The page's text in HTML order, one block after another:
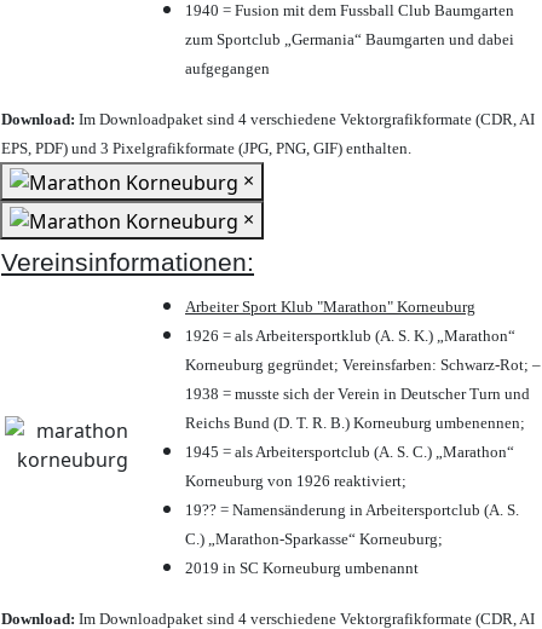
1940 = Fusion mit dem Fussball Club Baumgarten
zum Sportclub „Germania“ Baumgarten und dabei
aufgegangen
Download: Im Downloadpaket sind 4 verschiedene Vektorgrafikformate (CDR, AI
EPS, PDF) und 3 Pixelgrafikformate (JPG, PNG, GIF) enthalten.
×
×
Vereinsinformationen:
Arbeiter Sport Klub "Marathon" Korneuburg
1926 = als Arbeitersportklub (A. S. K.) „Marathon“
Korneuburg gegründet; Vereinsfarben: Schwarz-Rot; –
1938 = musste sich der Verein in Deutscher Turn und
Reichs Bund (D. T. R. B.) Korneuburg umbenennen;
1945 = als Arbeitersportclub (A. S. C.) „Marathon“
Korneuburg von 1926 reaktiviert;
19?? = Namensänderung in Arbeitersportclub (A. S.
C.) „Marathon-Sparkasse“ Korneuburg;
2019 in SC Korneuburg umbenannt
Download: Im Downloadpaket sind 4 verschiedene Vektorgrafikformate (CDR, AI